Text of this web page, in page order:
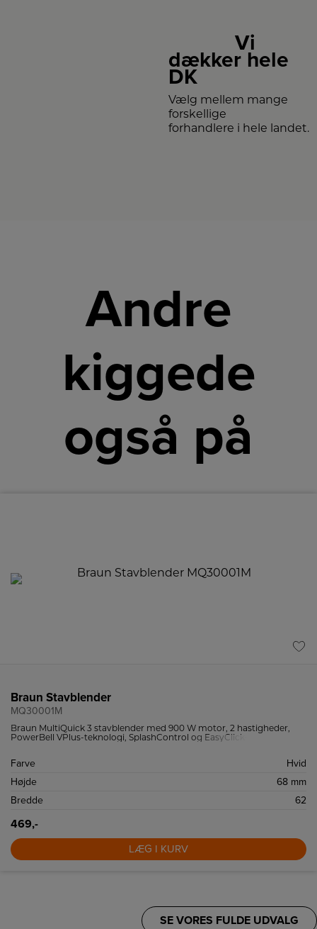
Vi
dækker hele
DK
Vælg mellem mange
forskellige
forhandlere i hele landet.
Andre
kiggede
også på
Braun Stavblender
MQ30001M
Braun MultiQuick 3 stavblender med 900 W motor, 2 hastigheder,
PowerBell VPlus-teknologi, SplashControl og EasyClick-
Farve
Hvid
Højde
68 mm
Bredde
62
469,-
LÆG I KURV
SE VORES FULDE UDVALG